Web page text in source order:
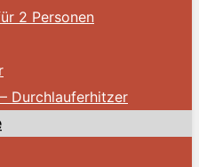
2 Personen
Durchlauferhitzer